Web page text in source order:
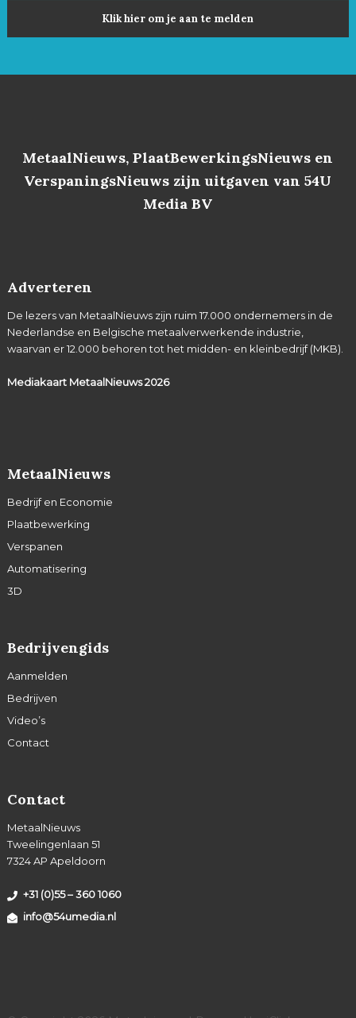
Klik hier om je aan te melden
MetaalNieuws, PlaatBewerkingsNieuws en
VerspaningsNieuws zijn uitgaven van 54U
Media BV
Adverteren
De lezers van MetaalNieuws zijn ruim 17.000 ondernemers in de
Nederlandse en Belgische metaalverwerkende industrie,
waarvan er 12.000 behoren tot het midden- en kleinbedrijf (MKB).
Mediakaart MetaalNieuws2026
MetaalNieuws
Bedrijf en Economie
Plaatbewerking
Verspanen
Automatisering
3D
Bedrijvengids
Aanmelden
Bedrijven
Video’s
Contact
Contact
MetaalNieuws
Tweelingenlaan 51
7324 AP Apeldoorn
+31 (0)55 – 360 1060
info@54umedia.nl